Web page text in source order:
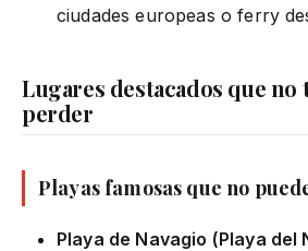
ciudades europeas o ferry
Lugares destacados que no
perder
Playas famosas que no
Playa de Navagio (Playa del